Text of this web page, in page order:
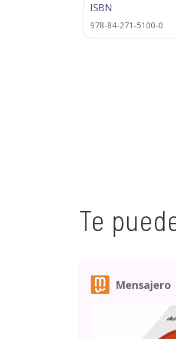
ISBN
978-84-271-5100-0
Te
Mensajero